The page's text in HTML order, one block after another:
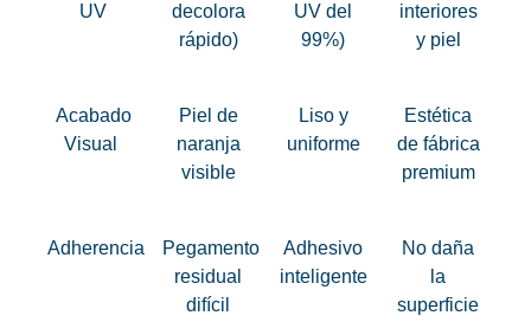
UV
decolora
rápido)
UV del
99%)
interiores
y piel
Acabado
Visual
Piel de
naranja
visible
Liso y
uniforme
Estética
de fábrica
premium
Adherencia
Pegamento
residual
difícil
Adhesivo
inteligente
No daña
la
superficie